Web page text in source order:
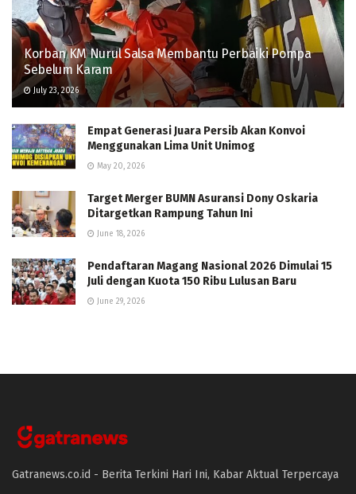
Korban KM Nurul Salsa Membantu Perbaiki Pompa
Sebelum Karam
July 23, 2026
Empat Generasi Juara Persib Akan Konvoi
Menggunakan Lima Unit Unimog
May 20, 2026
Target Merger BUMN Asuransi Dony Oskaria
Ditargetkan Rampung Tahun Ini
June 18, 2026
Pendaftaran Magang Nasional 2026 Dimulai 15
Juli dengan Kuota 150 Ribu Lulusan Baru
June 29, 2026
Gatranews.co.id - Berita Terkini Hari Ini, Kabar Aktual Terpercaya